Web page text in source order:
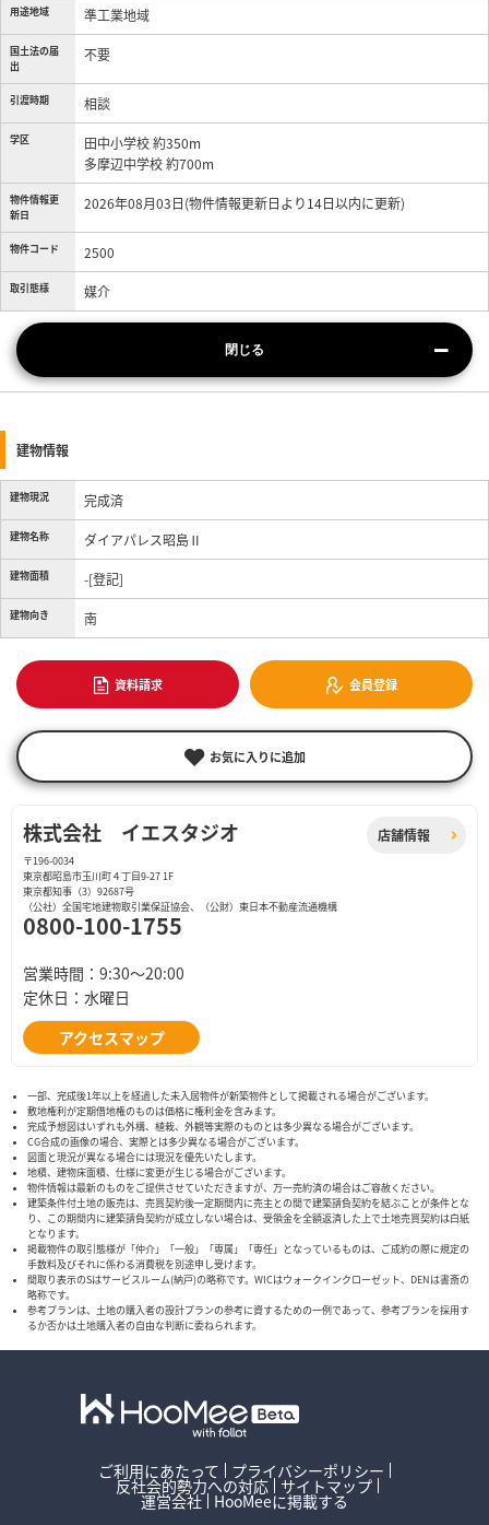
用途地域 準工業地域
国土法の届
出
不要
引渡時期 相談
学区
田中小学校 約350m
多摩辺中学校 約700m
物件情報更
新日
2026年08月03日(物件情報更新日より14日以内に更新)
物件コード 2500
取引態様 媒介
閉じる
建物情報
建物現況 完成済
建物名称 ダイアパレス昭島Ⅱ
建物面積 -[登記]
建物向き 南
資料請求 会員登録
お気に入りに追加
株式会社 イエスタジオ 店舗情報
〒196-0034
東京都昭島市玉川町４丁目9-27 1F
東京都知事（3）92687号
（公社）全国宅地建物取引業保証協会、（公財）東日本不動産流通機構
0800-100-1755
営業時間：9:30〜20:00
定休日：水曜日
アクセスマップ
一部、完成後1年以上を経過した未入居物件が新築物件として掲載される場合がございます。
敷地権利が定期借地権のものは価格に権利金を含みます。
完成予想図はいずれも外構、植栽、外観等実際のものとは多少異なる場合がございます。
CG合成の画像の場合、実際とは多少異なる場合がございます。
図面と現況が異なる場合には現況を優先いたします。
地積、建物床面積、仕様に変更が生じる場合がございます。
物件情報は最新のものをご提供させていただきますが、万一売約済の場合はご容赦ください。
建築条件付土地の販売は、売買契約後一定期間内に売主との間で建築請負契約を結ぶことが条件とな
り、この期間内に建築請負契約が成立しない場合は、受領金を全額返済した上で土地売買契約は白紙
となります。
掲載物件の取引態様が「仲介」「一般」「専属」「専任」となっているものは、ご成約の際に規定の
手数料及びそれに係わる消費税を別途申し受けます。
間取り表示のSはサービスルーム(納戸)の略称です。WICはウォークインクローゼット、DENは書斎の
略称です。
参考プランは、土地の購入者の設計プランの参考に資するための一例であって、参考プランを採用す
るか否かは土地購入者の自由な判断に委ねられます。
ご利用にあたって プライバシーポリシー
反社会的勢力への対応 サイトマップ
運営会社 HooMeeに掲載する